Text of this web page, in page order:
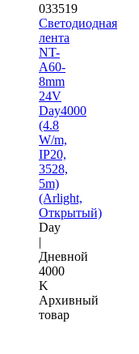
033519
Светодиодная
лента
NT-
A60-
8mm
24V
Day4000
(4.8
W/m,
IP20,
3528,
5m)
(Arlight,
Открытый)
Day
|
Дневной
4000
K
Архивный
товар